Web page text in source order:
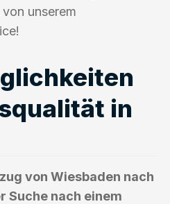
unserem
in
von Wiesbaden nach
Suche nach einem